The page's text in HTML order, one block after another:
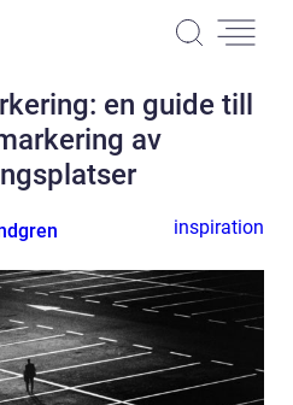
en guide till
av
inspiration